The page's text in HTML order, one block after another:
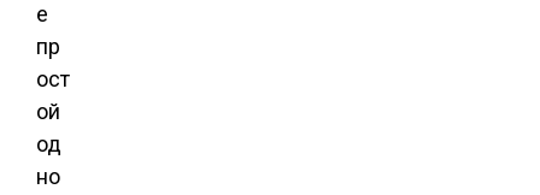
е
пр
ост
ой
од
но